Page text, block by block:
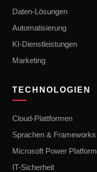
Daten-Lösungen
Automatisierung
KI-Dienstleistungen
Marketing
TECHNOLOGIEN
Cloud-Plattformen
Sprachen & Frameworks
Microsoft Power Platform
IT-Sicherheit